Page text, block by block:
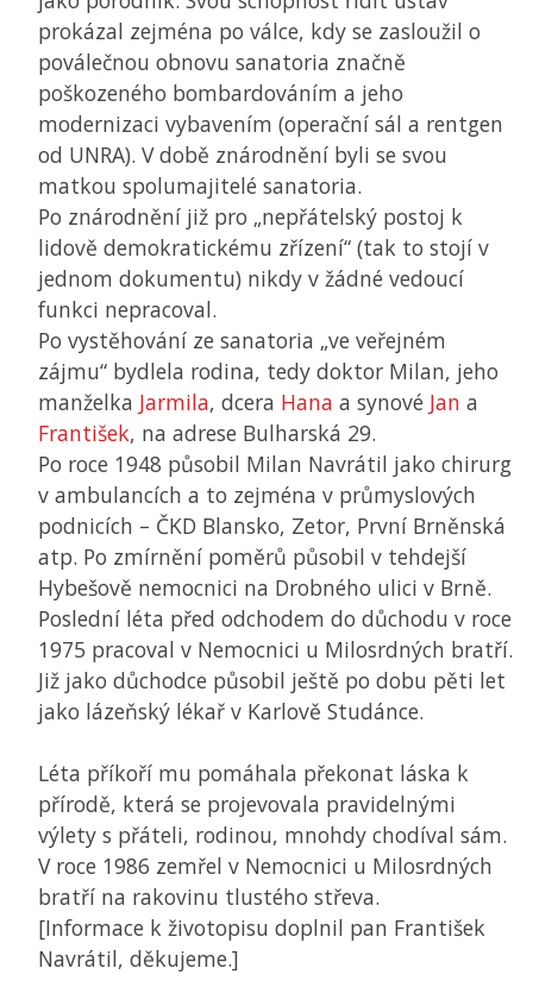
prokázal zejména po válce, kdy se zasloužil o
poválečnou obnovu sanatoria značně
poškozeného bombardováním a jeho
modernizaci vybavením (operační sál a rentgen
od UNRA). V době znárodnění byli se svou
matkou spolumajitelé sanatoria.
Po znárodnění již pro „nepřátelský postoj k
lidově demokratickému zřízení“ (tak to stojí v
jednom dokumentu) nikdy v žádné vedoucí
funkci nepracoval.
Po vystěhování ze sanatoria „ve veřejném
zájmu“ bydlela rodina, tedy doktor Milan, jeho
manželka Jarmila, dcera Hana a synové Jan a
František, na adrese Bulharská 29.
Po roce 1948 působil Milan Navrátil jako chirurg
v ambulancích a to zejména v průmyslových
podnicích – ČKD Blansko, Zetor, První Brněnská
atp. Po zmírnění poměrů působil v tehdejší
Hybešově nemocnici na Drobného ulici v Brně.
Poslední léta před odchodem do důchodu v roce
1975 pracoval v Nemocnici u Milosrdných bratří.
Již jako důchodce působil ještě po dobu pěti let
jako lázeňský lékař v Karlově Studánce.
Léta příkoří mu pomáhala překonat láska k
přírodě, která se projevovala pravidelnými
výlety s přáteli, rodinou, mnohdy chodíval sám.
V roce 1986 zemřel v Nemocnici u Milosrdných
bratří na rakovinu tlustého střeva.
[Informace k životopisu doplnil pan František
Navrátil, děkujeme.]